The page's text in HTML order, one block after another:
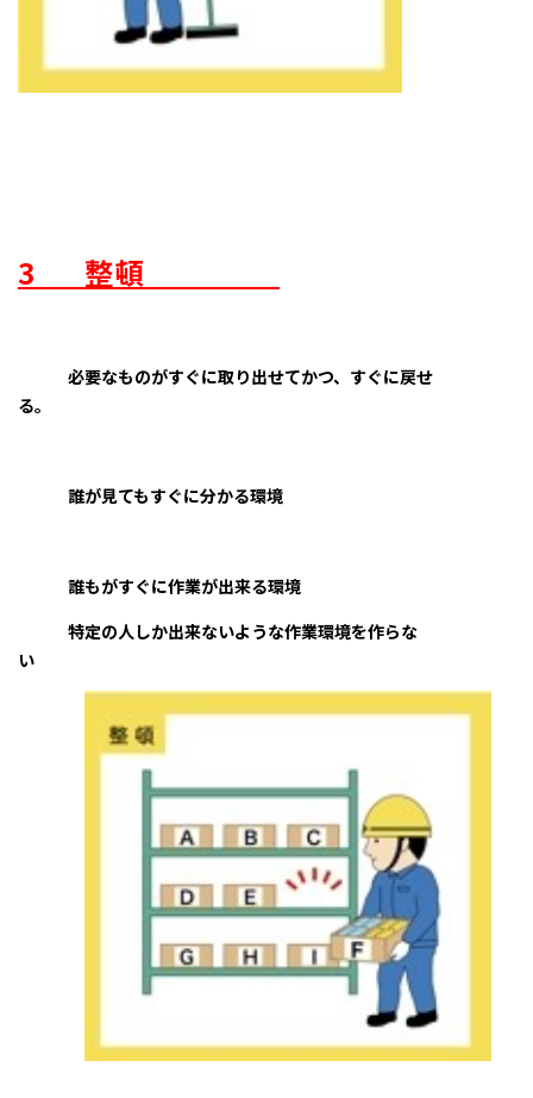
3 整頓
必要なものがすぐに取り出せてかつ、すぐに戻せ
る。
誰が見てもすぐに分かる環境
誰もがすぐに作業が出来る環境
特定の人しか出来ないような作業環境を作らな
い